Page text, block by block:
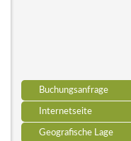
Buchungsanfrage
Internetseite
Geografische Lage